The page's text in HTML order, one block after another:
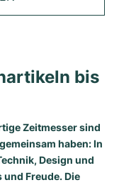
bis
Zeitmesser sind
haben: In
Design und
Freude. Die